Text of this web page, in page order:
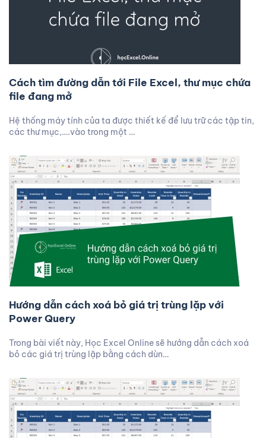
Cách tìm đường dẫn tới File Excel, thư mục chứa
file đang mở
Hệ thống máy tính của ta được thiết kế để lưu trữ các tập tin,
các thư mục,….vào trong một …
Hướng dẫn cách xoá bỏ giá trị trùng lặp với
Power Query
Trong bài viết này, Học Excel Online sẽ hướng dẫn cách xoá
bỏ các giá trị trùng lặp bằng cách dùn…